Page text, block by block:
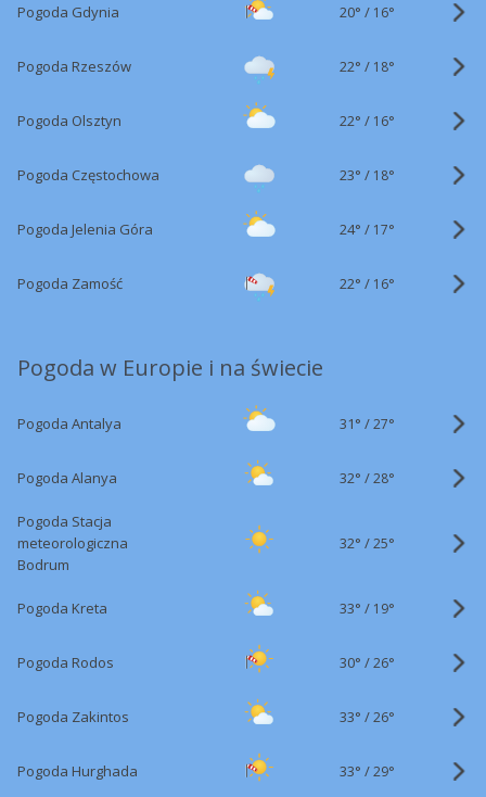
Pogoda Gdynia 20° / 16°
Pogoda Rzeszów 22° / 18°
Pogoda Olsztyn 22° / 16°
Pogoda Częstochowa 23° / 18°
Pogoda Jelenia Góra 24° / 17°
Pogoda Zamość 22° / 16°
Pogoda w Europie i na świecie
Pogoda Antalya 31° /27°
Pogoda Alanya 32° /28°
Pogoda Stacja
meteorologiczna
Bodrum
32° /25°
Pogoda Kreta 33° / 19°
Pogoda Rodos 30° /26°
Pogoda Zakintos 33° /26°
Pogoda Hurghada 33° /29°